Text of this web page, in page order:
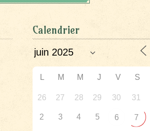
Calendrier
L M M J V S
26 27 28 29 30 31
2 3 4 5 6 7